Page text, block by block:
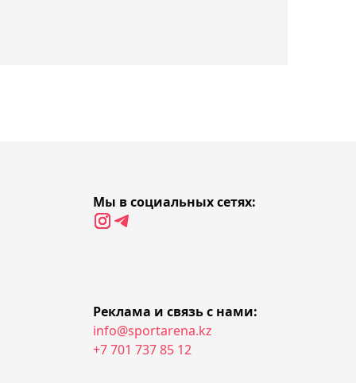
подтвердил отмену боя
Чарльза Оливейры и
Зверев вслед за
Синнером
Мы в социальных сетях:
Реклама и связь с нами:
info@sportarena.kz
+7 701 737 85 12